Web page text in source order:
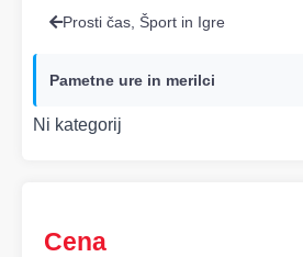
Prosti čas, Šport in Igre
Pametne ure in merilci
Ni kategorij
Cena